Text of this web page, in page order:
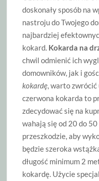
doskonały sposób na
nastroju do Twojego
najbardziej
kokard. Kokarda na
chwil odmienić ich
domowników, jak i
kokardę, warto zwrócić
czerwona kokarda to
zdecydować się na
wahają się od 20 do
przeszkodzie, aby
będzie szeroka
długość minimum 2
kokardę. Użycie